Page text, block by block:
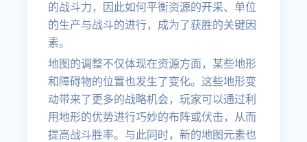
的战斗力，因此如何平衡资源的开采、单位
的生产与战斗的进行，成为了获胜的关键因
素。
地图的调整不仅体现在资源方面，某些地形
和障碍物的位置也发生了变化。这些地形变
动带来了更多的战略机会，玩家可以通过利
用地形的优势进行巧妙的布阵或伏击，从而
提高战斗胜率。与此同时，新的地图元素也